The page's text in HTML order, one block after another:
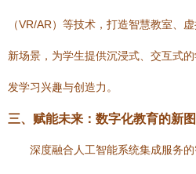
（VR/AR）等技术，打造智慧教室、
新场景，为学生提供沉浸式、交互式
发学习兴趣与创造力。
三、赋能未来：数字化教育的新
深度融合人工智能系统集成服务